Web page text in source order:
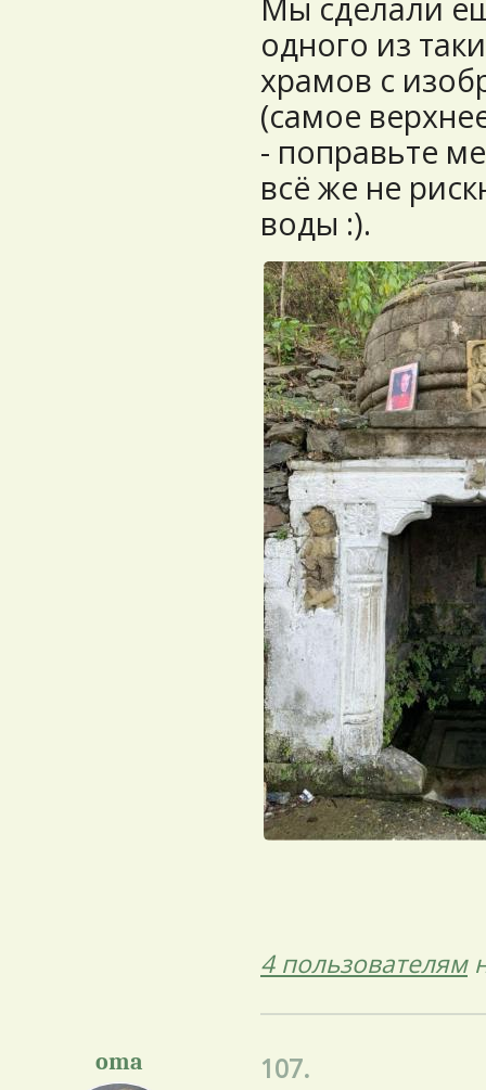
Мы сделали
одного из
храмов с
(самое
- поправьте
всё же не
воды :).
4 пользователям
oma 107.